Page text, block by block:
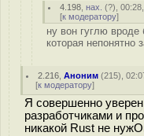
4.198 ,нах. (?),
[к модератору]
ну вон гуглю
которая непонятно
2.216 ,Аноним (215),
[к модератору]
Я совершенно
разработчиками и
никакой Rust не